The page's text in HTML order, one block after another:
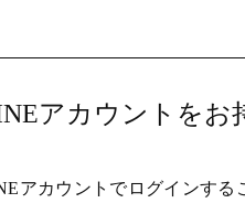
アカウントをお
アカウントでログインする